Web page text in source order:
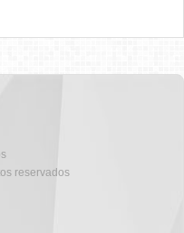
reservados